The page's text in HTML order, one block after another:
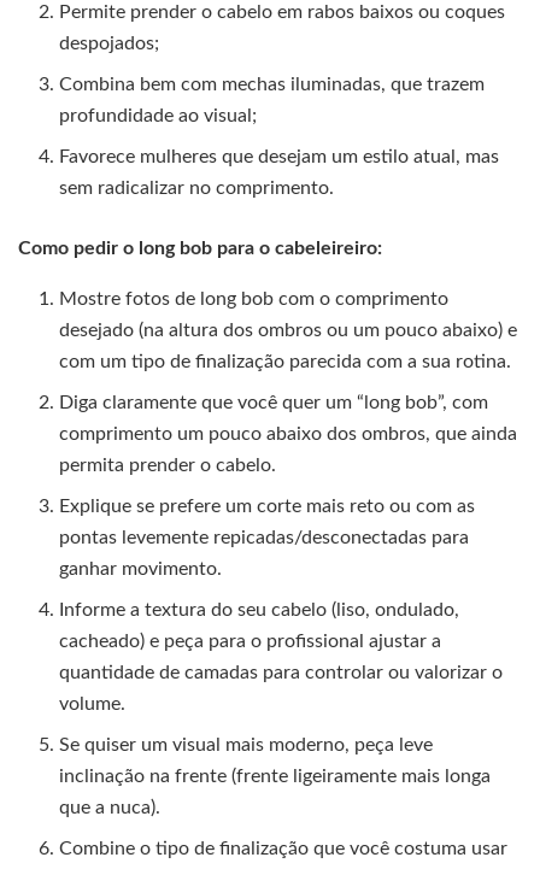
Permite prender o cabelo em rabos baixos ou coques
despojados;
Combina bem com mechas iluminadas, que trazem
profundidade ao visual;
Favorece mulheres que desejam um estilo atual, mas
sem radicalizar no comprimento.
Como pedir o long bob para o cabeleireiro:
Mostre fotos de long bob com o comprimento
desejado (na altura dos ombros ou um pouco abaixo) e
com um tipo de finalização parecida com a sua rotina.
Diga claramente que você quer um “long bob”, com
comprimento um pouco abaixo dos ombros, que ainda
permita prender o cabelo.
Explique se prefere um corte mais reto ou com as
pontas levemente repicadas/desconectadas para
ganhar movimento.
Informe a textura do seu cabelo (liso, ondulado,
cacheado) e peça para o profissional ajustar a
quantidade de camadas para controlar ou valorizar o
volume.
Se quiser um visual mais moderno, peça leve
inclinação na frente (frente ligeiramente mais longa
que a nuca).
Combine o tipo de finalização que você costuma usar